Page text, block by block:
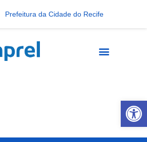
Abrir
Prefeitura da Cidade do Recife